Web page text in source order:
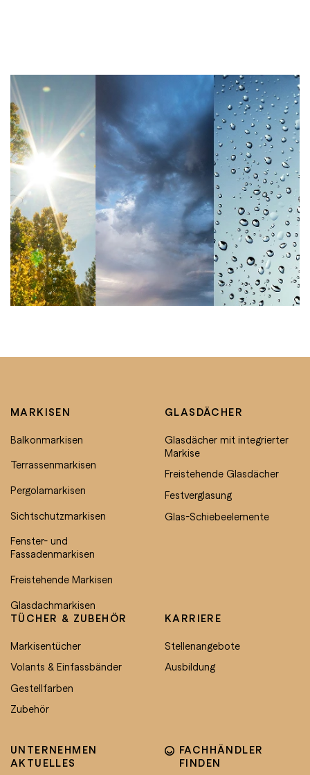
Das Komplettpaket: Ein
System für jedes Wetter.
Regen, Sonne oder Wind – in dieser Ausführung
erkennt das System zuverlässig die
Wetterveränderungen und reagiert automatisch.
Ihre Markise fährt aus, wenn die Sonne scheint
und ein, wenn Regen oder Wind aufziehen. Für
rundum sorglose Momente im Freien.
UNTERNEHMEN
AKTUELLES
MARKISEN
Balkonmarkisen
Terrassenmarkisen
Pergolamarkisen
Sichtschutzmarkisen
Fenster- und
Fassadenmarkisen
Freistehende Markisen
Glasdachmarkisen
GLASDÄCHER
Glasdächer mit integrierter
Markise
Freistehende Glasdächer
Festverglasung
Glas-Schiebeelemente
TÜCHER & ZUBEHÖR
Markisentücher
Volants & Einfassbänder
Gestellfarben
Zubehör
KARRIERE
Stellenangebote
Ausbildung
FACHHÄNDLER
FINDEN